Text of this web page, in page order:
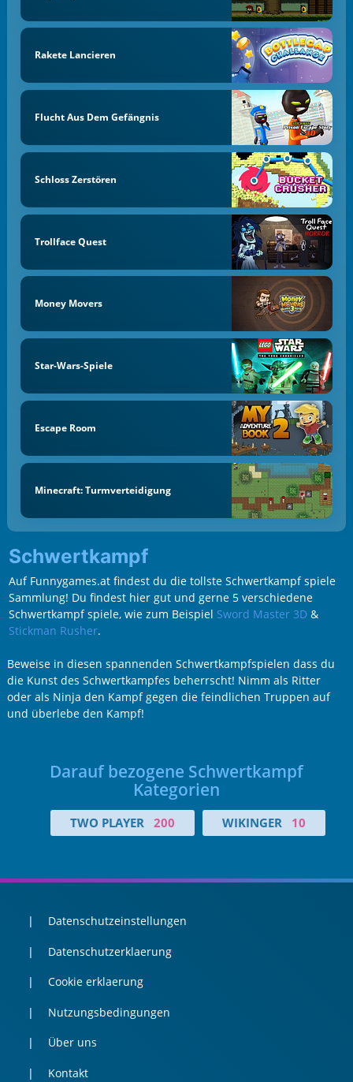
Rakete Lancieren
Flucht Aus Dem Gefängnis
Schloss Zerstören
Trollface Quest
Money Movers
Star-Wars-Spiele
Escape Room
Minecraft: Turmverteidigung
Schwertkampf
Auf Funnygames.at findest du die tollste Schwertkampf spiele
Sammlung! Du findest hier gut und gerne 5 verschiedene
Schwertkampf spiele, wie zum Beispiel Sword Master 3D&
Stickman Rusher.
Beweise in diesen spannenden Schwertkampfspielen dass du
die Kunst des Schwertkampfes beherrscht! Nimm als Ritter
oder als Ninja den Kampf gegen die feindlichen Truppen auf
und überlebe den Kampf!
Darauf bezogene Schwertkampf
Kategorien
TWO PLAYER 200 WIKINGER 10
Datenschutzeinstellungen
Datenschutzerklaerung
Cookie erklaerung
Nutzungsbedingungen
Über uns
Kontakt